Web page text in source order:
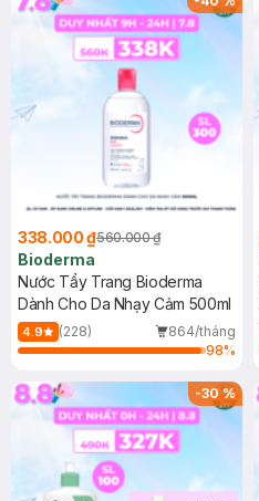
338.000 ₫560.000 ₫
Bioderma
Nước Tẩy Trang Bioderma
Dành Cho Da Nhạy Cảm 500ml
4.9 (228)
864/tháng
98%
-30%